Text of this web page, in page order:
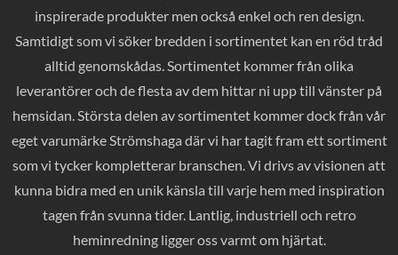
inspirerade produkter men också enkel och ren design.
Samtidigt som vi söker bredden i sortimentet kan en röd tråd
alltid genomskådas. Sortimentet kommer från olika
leverantörer och de flesta av dem hittar ni upp till vänster på
hemsidan. Största delen av sortimentet kommer dock från vår
eget varumärke Strömshaga där vi har tagit fram ett sortiment
som vi tycker kompletterar branschen. Vi drivs av visionen att
kunna bidra med en unik känsla till varje hem med inspiration
tagen från svunna tider. Lantlig, industriell och retro
heminredning ligger oss varmt om hjärtat.